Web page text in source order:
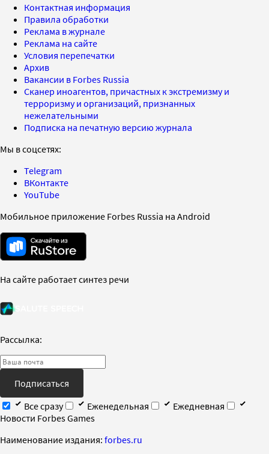
Контактная информация
Правила обработки
Реклама в журнале
Реклама на сайте
Условия перепечатки
Архив
Вакансии в Forbes Russia
Сканер иноагентов, причастных к экстремизму и
терроризму и организаций, признанных
нежелательными
Подписка на печатную версию журнала
Мы в соцсетях:
Telegram
ВКонтакте
YouTube
Мобильное приложение Forbes Russia на Android
На сайте работает синтез речи
Рассылка:
Подписаться
Все сразу
Еженедельная
Ежедневная
Новости Forbes Games
Наименование издания: forbes.ru